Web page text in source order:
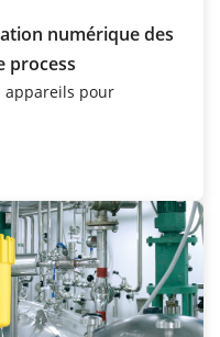
numérique des
process
appareils pour